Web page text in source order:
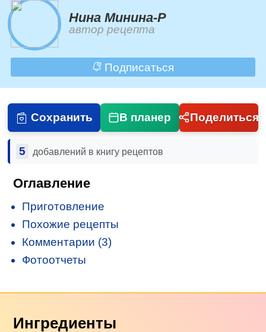
Нина Минина-Р
автор рецепта
Подписаться
Сохранить В планер Поделиться
5 добавлений в книгу рецептов
Оглавление
Приготовление
Похожие рецепты
Комментарии (3)
Фотоотчеты
Ингредиенты